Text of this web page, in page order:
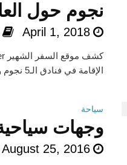
نجوم حول
April 1, 2018
الإقامة في فنادق الـ5 نجوم والتي تقع بمنطقة الشرق الأوسط وشمال أفريقيا، المنطقة...
سياحة
وجهات
August 25, 2016